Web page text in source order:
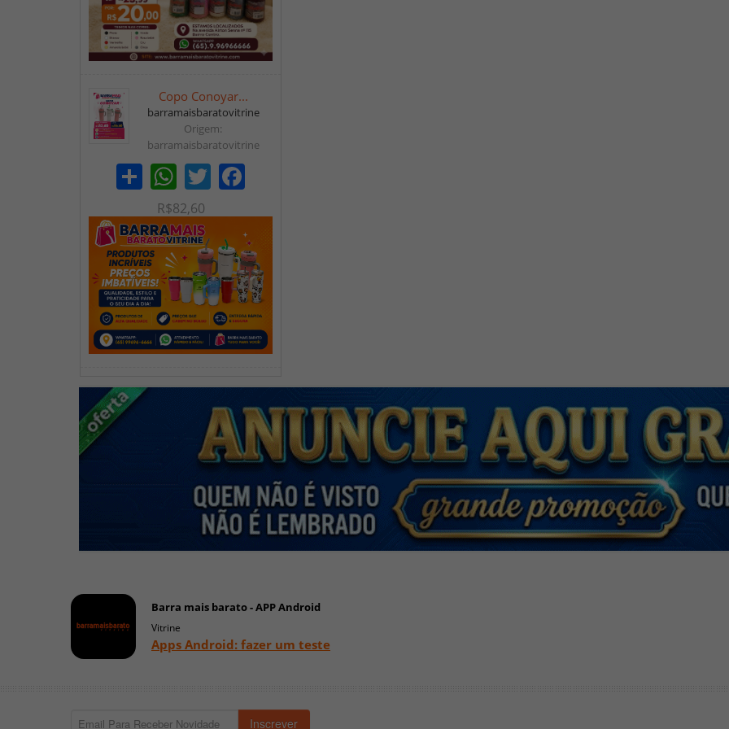
Copo Conoyar...
barramaisbaratovitrine
Origem:
barramaisbaratovitrine
Share WhatsAppTwitter Facebook
R$82,60
Barra mais barato - APP Android
Vitrine
Apps Android: fazer um teste
Inscrever